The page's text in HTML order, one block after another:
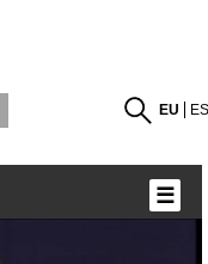
EU
☰